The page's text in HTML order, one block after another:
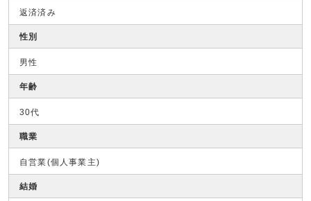
返済済み
性別
男性
年齢
30代
職業
自営業(個人事業主)
結婚